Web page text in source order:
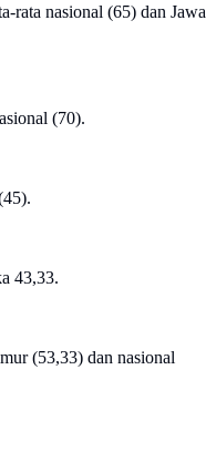
rata nasional (65) dan Jawa
(70).
43,33.
(53,33) dan nasional